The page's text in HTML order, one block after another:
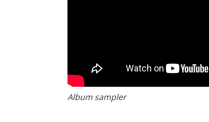
Album sampler